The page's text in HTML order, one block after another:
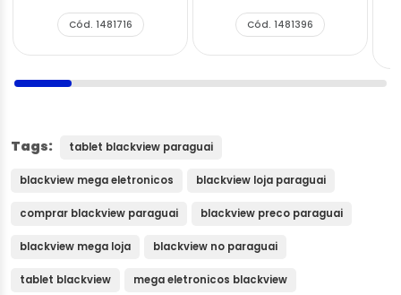
Cód. 1481716 Cód. 1481396
Tags: tablet blackview paraguai
blackview mega eletronicos blackview loja paraguai
comprar blackview paraguai blackview preco paraguai
blackview mega loja blackview no paraguai
tablet blackview mega eletronicos blackview